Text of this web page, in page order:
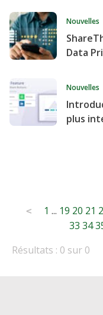
Nouvelles
Data
Nouvelles
plus
Posts
< 1 ... 19 20 21
33 34
Résultats : 0 sur 0